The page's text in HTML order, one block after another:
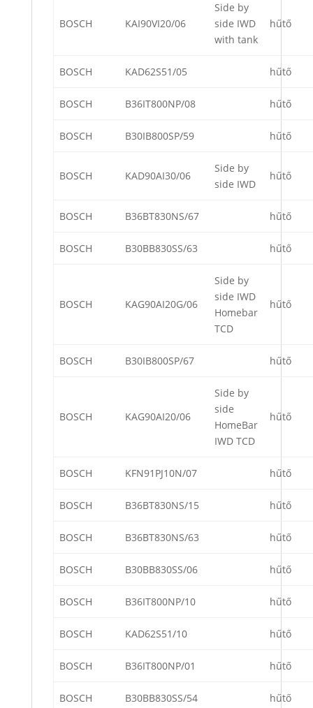
BOSCH KAI90VI20/06
Side by
side IWD
with tank
hűtő
BOSCH KAD62S51/05 hűtő
BOSCH B36IT800NP/08 hűtő
BOSCH B30IB800SP/59 hűtő
BOSCH KAD90AI30/06
Side by
side IWD
hűtő
BOSCH B36BT830NS/67 hűtő
BOSCH B30BB830SS/63 hűtő
BOSCH KAG90AI20G/06
Side by
side IWD
Homebar
TCD
hűtő
BOSCH B30IB800SP/67 hűtő
BOSCH KAG90AI20/06
Side by
side
HomeBar
IWD TCD
hűtő
BOSCH KFN91PJ10N/07 hűtő
BOSCH B36BT830NS/15 hűtő
BOSCH B36BT830NS/63 hűtő
BOSCH B30BB830SS/06 hűtő
BOSCH B36IT800NP/10 hűtő
BOSCH KAD62S51/10 hűtő
BOSCH B36IT800NP/01 hűtő
BOSCH B30BB830SS/54 hűtő